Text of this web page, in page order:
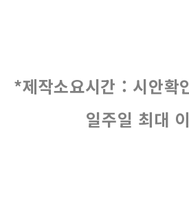
*제작소요시간 : 시안확
일주일 최대